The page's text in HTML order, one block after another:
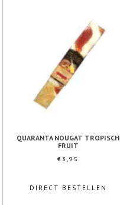
QUARANTA NOUGAT TROPISCH
FRUIT
€3,95
DIRECT BESTELLEN